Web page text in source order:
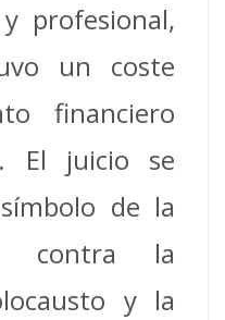
profesional,
un coste
financiero
El juicio se
de la
contra la
y la